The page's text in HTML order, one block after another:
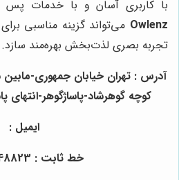
با کاربری آسان و با خدمات
Owlenz می‌تواند گزینه مناسبی
تجربه بصری لذت‌بخش بهره‌مند سازد.
آدرس : تهران خیابان جمهوری-مابین
کوچه گوهرشاد-پاساژگوهر-انتهای
ایمیل :
خط ثابت : 02166748823